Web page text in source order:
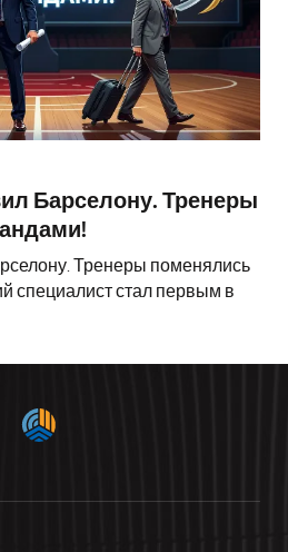
Барселону. Тренеры
Тренеры поменялись
специалист стал первым в